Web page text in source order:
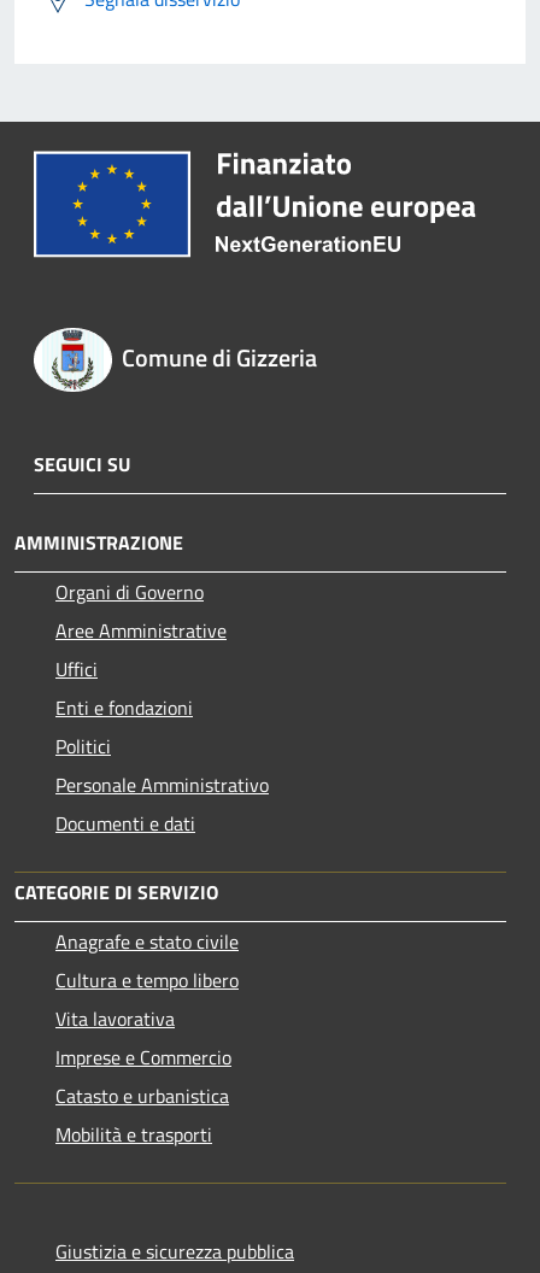
Comune di Gizzeria
SEGUICI SU
AMMINISTRAZIONE
Organi di Governo
Aree Amministrative
Uffici
Enti e fondazioni
Politici
Personale Amministrativo
Documenti e dati
CATEGORIE DI SERVIZIO
Anagrafe e stato civile
Cultura e tempo libero
Vita lavorativa
Imprese e Commercio
Catasto e urbanistica
Mobilità e trasporti
Giustizia e sicurezza pubblica